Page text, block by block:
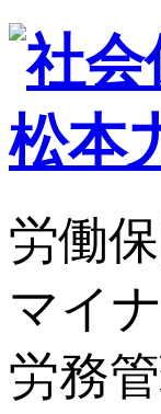
労働
マイ
労務